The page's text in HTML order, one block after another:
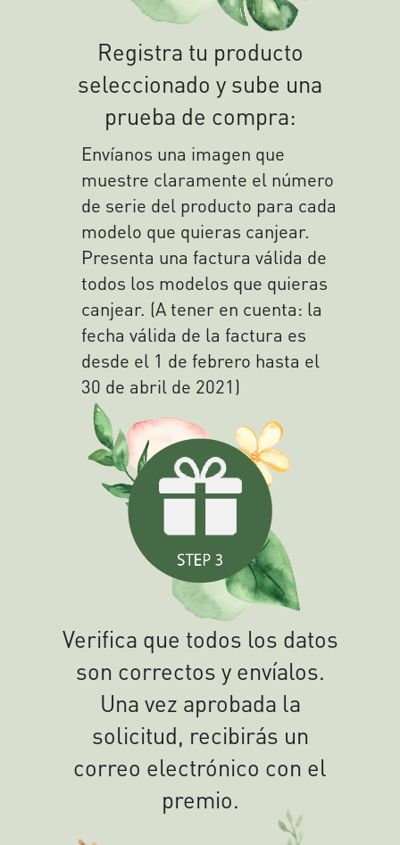
Registra tu producto
seleccionado y sube una
prueba de compra:
Envíanos una imagen que
muestre claramente el número
de serie del producto para cada
modelo que quieras canjear.
Presenta una factura válida de
todos los modelos que quieras
canjear. (A tener en cuenta: la
fecha válida de la factura es
desde el 1 de febrero hasta el
30 de abril de 2021)
Verifica que todos los datos
son correctos y envíalos.
Una vez aprobada la
solicitud, recibirás un
correo electrónico con el
premio.